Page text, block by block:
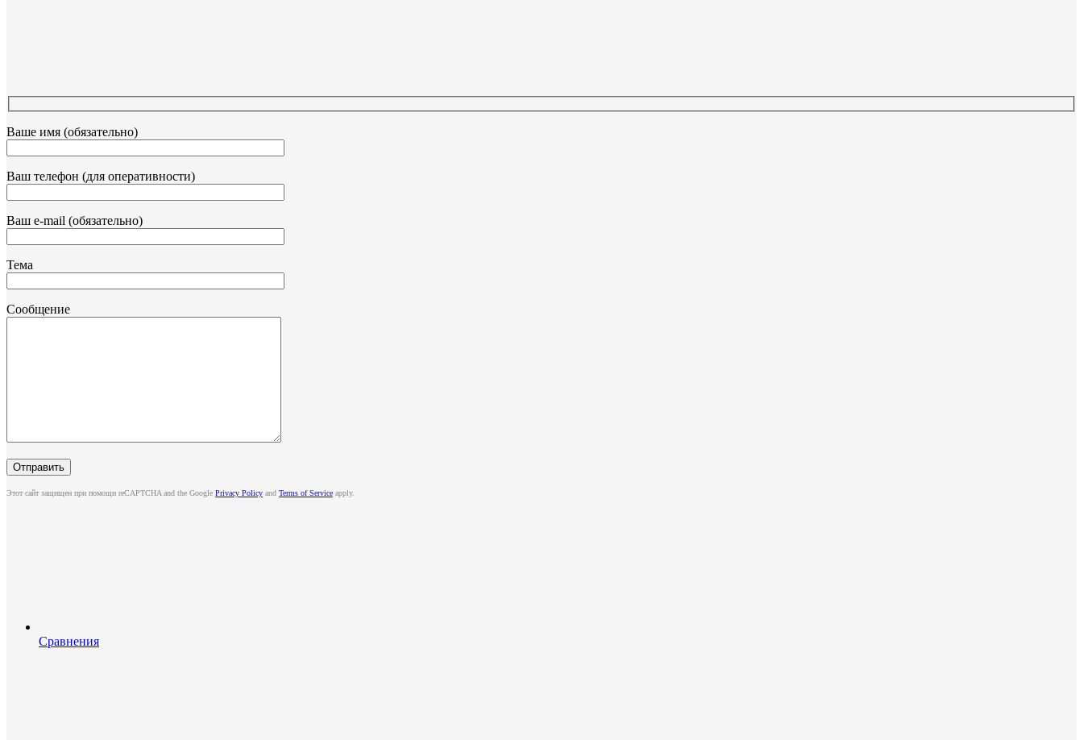
Ваше имя (обязательно)
Ваш телефон (для оперативности)
Ваш e-mail (обязательно)
Тема
Сообщение
Этот сайт защищен при помощи reCAPTCHA and the Google Privacy Policy and Terms of Service apply.
Сравнения